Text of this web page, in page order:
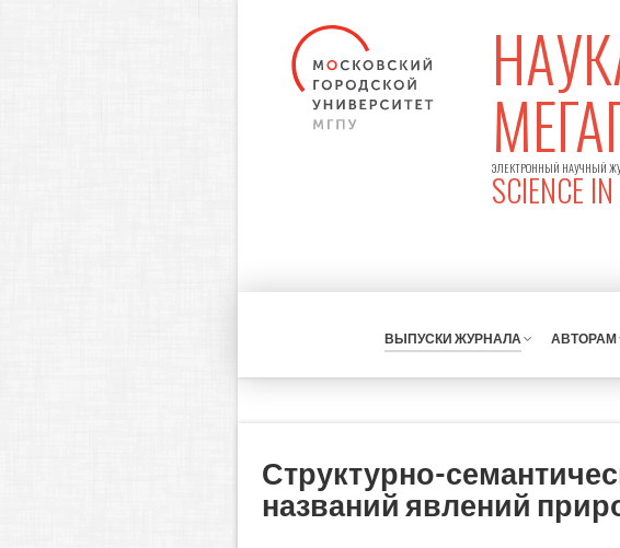
ЭЛЕКТРОННЫЙ НАУЧНЫЙ
SCIENCE
ВЫПУСКИ ЖУРНАЛА АВТОРАМ
Структурно-
названий явлений